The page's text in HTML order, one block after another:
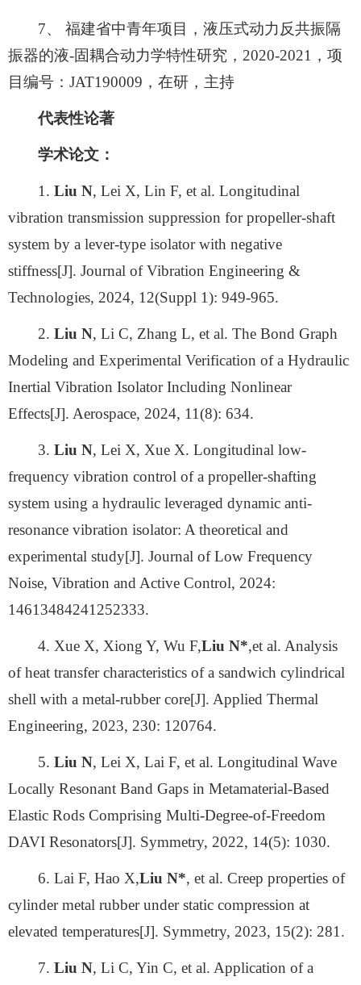
7、 福建省中青年项目，液压式动力反共振隔
振器的液-固耦合动力学特性研究，2020-2021，项
目编号：JAT190009，在研，主持
代表性论著
学术论文 ：
1.Liu N, Lei X, Lin F, et al. Longitudinal
vibration transmission suppression for propeller-shaft
system by a lever-type isolator with negative
stiffness[J]. Journal of Vibration Engineering &
Technologies, 2024, 12(Suppl 1): 949-965.
2.Liu N, Li C, Zhang L, et al. The Bond Graph
Modeling and Experimental Verification of a Hydraulic
Inertial Vibration Isolator Including Nonlinear
Effects[J]. Aerospace, 2024, 11(8): 634.
3.Liu N, Lei X, Xue X. Longitudinal low-
frequency vibration control of a propeller-shafting
system using a hydraulic leveraged dynamic anti-
resonance vibration isolator: A theoretical and
experimental study[J]. Journal of Low Frequency
Noise, Vibration and Active Control, 2024:
14613484241252333.
4. Xue X, Xiong Y, Wu F,Liu N*,et al. Analysis
of heat transfer characteristics of a sandwich cylindrical
shell with a metal-rubber core[J]. Applied Thermal
Engineering, 2023, 230: 120764.
5.Liu N, Lei X, Lai F, et al. Longitudinal Wave
Locally Resonant Band Gaps in Metamaterial-Based
Elastic Rods Comprising Multi-Degree-of-Freedom
DAVI Resonators[J]. Symmetry, 2022, 14(5): 1030.
6. Lai F, Hao X,Liu N*, et al. Creep properties of
cylinder metal rubber under static compression at
elevated temperatures[J]. Symmetry, 2023, 15(2): 281.
7.Liu N, Li C, Yin C, et al. Application of a